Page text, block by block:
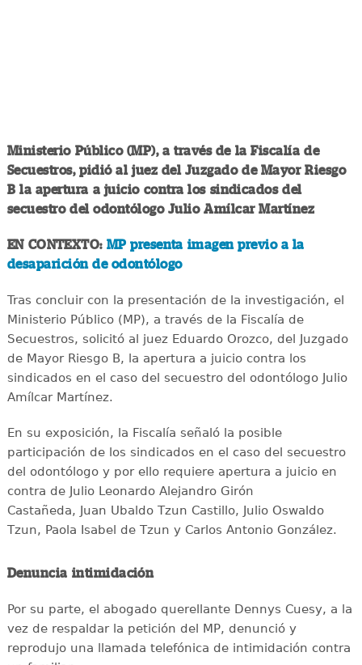
Ministerio Público (MP), a través de la Fiscalía de
Secuestros, pidió al juez del Juzgado de Mayor Riesgo
B la apertura a juicio contra los sindicados del
secuestro del odontólogo Julio Amílcar Martínez
EN CONTEXTO: MP presenta imagen previo a la
desaparición de odontólogo
Tras concluir con la presentación de la investigación, el
Ministerio Público (MP), a través de la Fiscalía de
Secuestros, solicitó al juez Eduardo Orozco, del Juzgado
de Mayor Riesgo B, la apertura a juicio contra los
sindicados en el caso del secuestro del odontólogo Julio
Amílcar Martínez.
En su exposición, la Fiscalía señaló la posible
participación de los sindicados en el caso del secuestro
del odontólogo y por ello requiere apertura a juicio en
contra de Julio Leonardo Alejandro Girón
Castañeda, Juan Ubaldo Tzun Castillo, Julio Oswaldo
Tzun, Paola Isabel de Tzun y Carlos Antonio González.
Denuncia intimidación
Por su parte, el abogado querellante Dennys Cuesy, a la
vez de respaldar la petición del MP, denunció y
reprodujo una llamada telefónica de intimidación contra